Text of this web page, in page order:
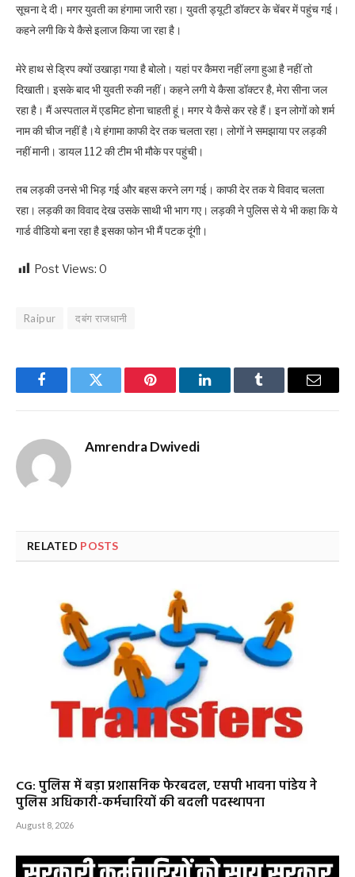
सूचना दे दी। मगर युवती का हंगामा जारी रहा। युवती ड्यूटी डॉक्टर के चेंबर में पहुंच गई।
कहने लगी कि ये कैसे इलाज किया जा रहा है।
मेरे हाथ से ड्रिप क्यों उखाड़ा गया है बोलो। यहां पर कैमरा नहीं लगा हुआ है नहीं तो
दिखाती। इसके बाद भी युवती रुकी नहीं। कहने लगी ये कैसा डॉक्टर है, मेरा सीना जल
रहा है। मैं अस्पताल में एडमिट होना चाहती हूं। मगर ये कैसे कर रहे हैं। इन लोगों को शर्म
नाम की चीज नहीं है।ये हंगामा काफी देर तक चलता रहा। लोगों ने समझाया पर लड़की
नहीं मानी। डायल 112 की टीम भी मौके पर पहुंची।
तब लड़की उनसे भी भिड़ गई और बहस करने लग गई। काफी देर तक ये विवाद चलता
रहा। लड़की का विवाद देख उसके साथी भी भाग गए। लड़की ने पुलिस से ये भी कहा कि ये
गार्ड वीडियो बना रहा है इसका फोन भी मैं पटक दूंगी।
Post Views: 0
Raipur दबंग राजधानी
FacebookTwitter Pinterest LinkedInTumblr Email
Amrendra Dwivedi
RELATED POSTS
CG: पुलिस में बड़ा प्रशासनिक फेरबदल, एसपी भावना पांडेय ने
पुलिस अधिकारी-कर्मचारियों की बदली पदस्थापना
August 8, 2026